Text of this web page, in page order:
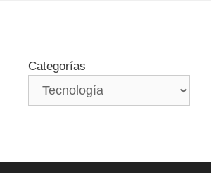
Categorías